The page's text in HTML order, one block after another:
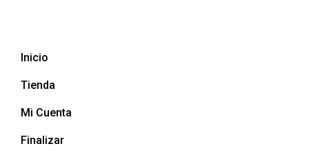
Inicio
Tienda
Mi Cuenta
Finalizar